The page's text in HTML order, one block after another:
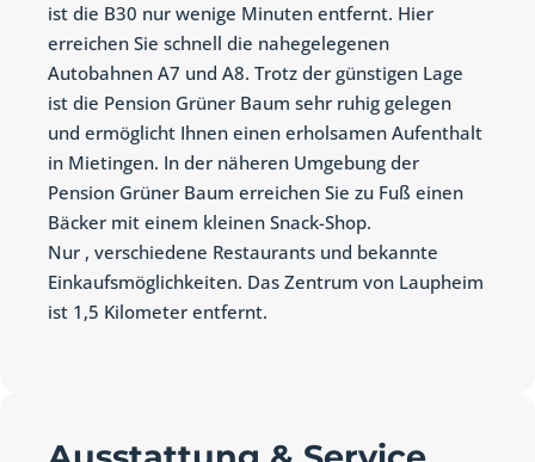
ist die B30 nur wenige Minuten entfernt. Hier
erreichen Sie schnell die nahegelegenen
Autobahnen A7 und A8. Trotz der günstigen Lage
ist die Pension Grüner Baum sehr ruhig gelegen
und ermöglicht Ihnen einen erholsamen Aufenthalt
in Mietingen. In der näheren Umgebung der
Pension Grüner Baum erreichen Sie zu Fuß einen
Bäcker mit einem kleinen Snack-Shop.
Nur , verschiedene Restaurants und bekannte
Einkaufsmöglichkeiten. Das Zentrum von Laupheim
ist 1,5 Kilometer entfernt.